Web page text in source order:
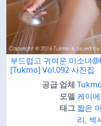
부드럽고 귀여운 미소녀
[Tukmo] Vol.092 사진집
공급 업체
모델 케이
태그 짧은
리, 섹